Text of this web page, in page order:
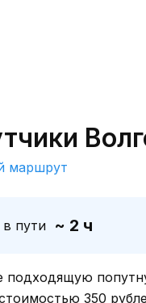
маршрут
пути ~ 2 ч
подходящую
350